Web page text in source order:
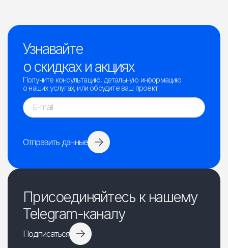
Узнавайте
о скидках и акциях
Получите консультацию, детальную информацию
о наших услугах, или обсудите ваш проект
Отправить данные
Присоединяйтесь к нашему
Telegram-каналу
Подписаться